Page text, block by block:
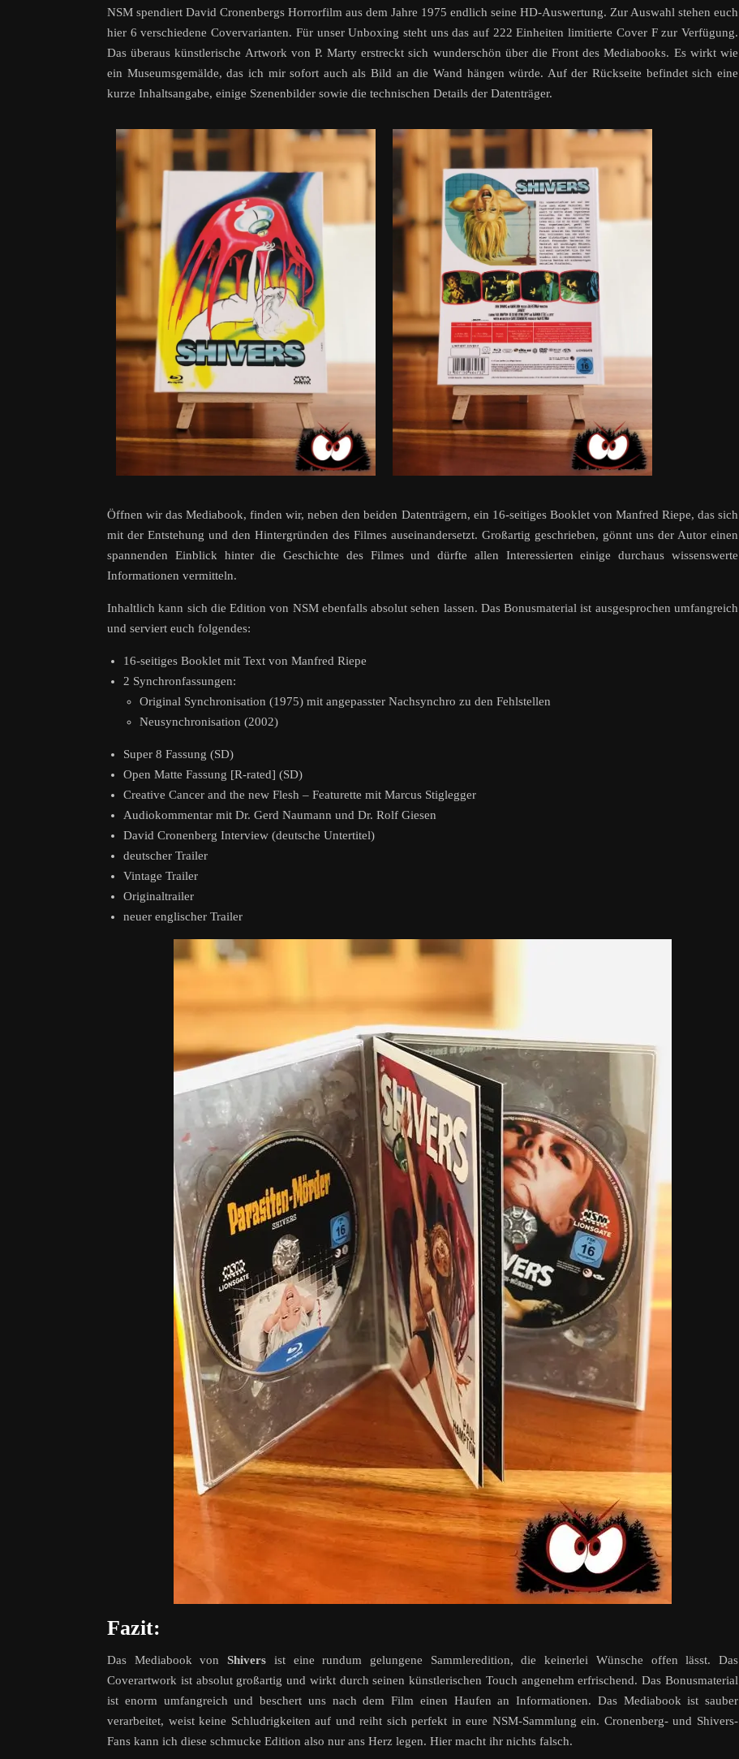
NSM spendiert David Cronenbergs Horrorfilm aus dem Jahre 1975 endlich seine HD-Auswertung. Zur Auswahl stehen euch
hier 6 verschiedene Covervarianten. Für unser Unboxing steht uns das auf 222 Einheiten limitierte Cover F zur Verfügung.
Das überaus künstlerische Artwork von P. Marty erstreckt sich wunderschön über die Front des Mediabooks. Es wirkt wie
ein Museumsgemälde, das ich mir sofort auch als Bild an die Wand hängen würde. Auf der Rückseite befindet sich eine
kurze Inhaltsangabe, einige Szenenbilder sowie die technischen Details der Datenträger.
Öffnen wir das Mediabook, finden wir, neben den beiden Datenträgern, ein 16-seitiges Booklet von Manfred Riepe, das sich
mit der Entstehung und den Hintergründen des Filmes auseinandersetzt. Großartig geschrieben, gönnt uns der Autor einen
spannenden Einblick hinter die Geschichte des Filmes und dürfte allen Interessierten einige durchaus wissenswerte
Informationen vermitteln.
Inhaltlich kann sich die Edition von NSM ebenfalls absolut sehen lassen. Das Bonusmaterial ist ausgesprochen umfangreich
und serviert euch folgendes:
16-seitiges Booklet mit Text von Manfred Riepe
2 Synchronfassungen:
Original Synchronisation (1975) mit angepasster Nachsynchro zu den Fehlstellen
Neusynchronisation (2002)
Super 8 Fassung (SD)
Open Matte Fassung [R-rated] (SD)
Creative Cancer and the new Flesh – Featurette mit Marcus Stiglegger
Audiokommentar mit Dr. Gerd Naumann und Dr. Rolf Giesen
David Cronenberg Interview (deutsche Untertitel)
deutscher Trailer
Vintage Trailer
Originaltrailer
neuer englischer Trailer
Fazit:
Das Mediabook vonShivers ist eine rundum gelungene Sammleredition, die keinerlei Wünsche offen lässt. Das
Coverartwork ist absolut großartig und wirkt durch seinen künstlerischen Touch angenehm erfrischend. Das Bonusmaterial
ist enorm umfangreich und beschert uns nach dem Film einen Haufen an Informationen. Das Mediabook ist sauber
verarbeitet, weist keine Schludrigkeiten auf und reiht sich perfekt in eure NSM-Sammlung ein. Cronenberg- und Shivers-
Fans kann ich diese schmucke Edition also nur ans Herz legen. Hier macht ihr nichts falsch.